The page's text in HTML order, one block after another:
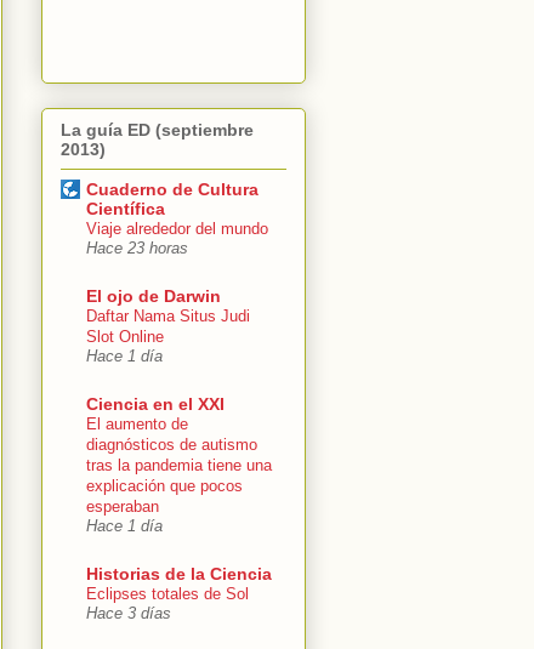
La guía ED (septiembre
2013)
Cuaderno de Cultura
Científica
Viaje alrededor del mundo
Hace 23 horas
El ojo de Darwin
Daftar Nama Situs Judi
Slot Online
Hace 1 día
Ciencia en el XXI
El aumento de
diagnósticos de autismo
tras la pandemia tiene una
explicación que pocos
esperaban
Hace 1 día
Historias de la Ciencia
Eclipses totales de Sol
Hace 3 días